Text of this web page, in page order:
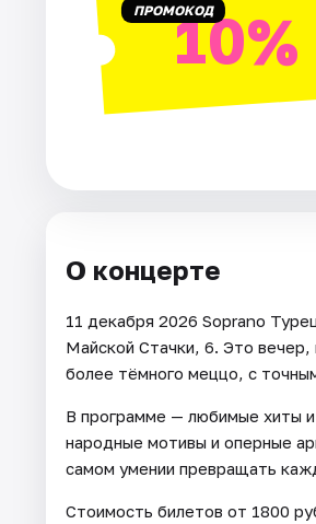
ПРОМОКОД10%
О концерте
11 декабря 2026 Soprano
Майской Стачки, 6. Это вечер,
более тёмного меццо, с
В программе — любимые хиты
народные мотивы и оперные
самом умении превращать
Стоимость билетов от 1800